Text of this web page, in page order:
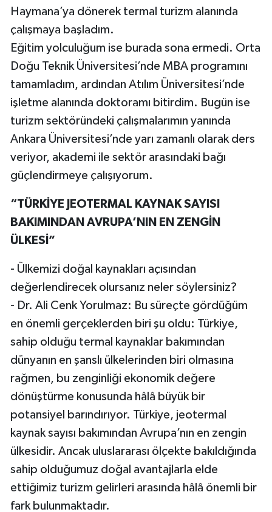
Haymana’ya dönerek termal turizm alanında
çalışmaya başladım.
Eğitim yolculuğum ise burada sona ermedi. Orta
Doğu Teknik Üniversitesi’nde MBA programını
tamamladım, ardından Atılım Üniversitesi’nde
işletme alanında doktoramı bitirdim. Bugün ise
turizm sektöründeki çalışmalarımın yanında
Ankara Üniversitesi’nde yarı zamanlı olarak ders
veriyor, akademi ile sektör arasındaki bağı
güçlendirmeye çalışıyorum.
“TÜRKİYE JEOTERMAL KAYNAK SAYISI
BAKIMINDAN AVRUPA’NIN EN ZENGİN
ÜLKESİ”
- Ülkemizi doğal kaynakları açısından
değerlendirecek olursanız neler söylersiniz?
- Dr. Ali Cenk Yorulmaz: Bu süreçte gördüğüm
en önemli gerçeklerden biri şu oldu: Türkiye,
sahip olduğu termal kaynaklar bakımından
dünyanın en şanslı ülkelerinden biri olmasına
rağmen, bu zenginliği ekonomik değere
dönüştürme konusunda hâlâ büyük bir
potansiyel barındırıyor. Türkiye, jeotermal
kaynak sayısı bakımından Avrupa’nın en zengin
ülkesidir. Ancak uluslararası ölçekte bakıldığında
sahip olduğumuz doğal avantajlarla elde
ettiğimiz turizm gelirleri arasında hâlâ önemli bir
fark bulunmaktadır.